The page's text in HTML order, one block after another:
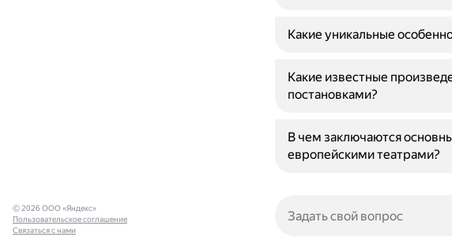
Какие уникальные
Какие известные
постановками?
В чем заключаются
европейскими театрами?
© 2026 ООО «Яндекс»
Пользовательское соглашение
Связаться с нами